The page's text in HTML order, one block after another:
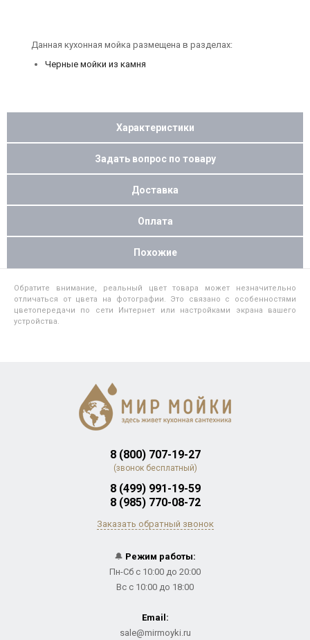
Данная кухонная мойка размещена в разделах:
Черные мойки из камня
Характеристики
Задать вопрос по товару
Доставка
Оплата
Похожие
Обратите внимание, реальный цвет товара может незначительно
отличаться от цвета на фотографии. Это связано с особенностями
цветопередачи по сети Интернет или настройками экрана вашего
устройства.
8 (800) 707-19-27
(звонок бесплатный)
8 (499) 991-19-59
8 (985) 770-08-72
Заказать обратный звонок
🔔 Режим работы:
Пн-Сб с 10:00 до 20:00
Вс с 10:00 до 18:00
Email:
sale@mirmoyki.ru